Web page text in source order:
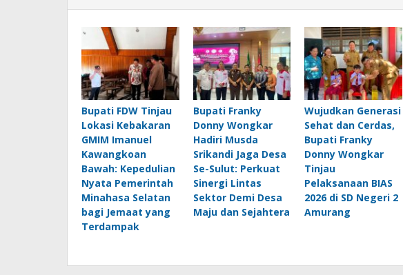
Bupati FDW Tinjau
Lokasi Kebakaran
GMIM Imanuel
Kawangkoan
Bawah: Kepedulian
Nyata Pemerintah
Minahasa Selatan
bagi Jemaat yang
Terdampak
Bupati Franky
Donny Wongkar
Hadiri Musda
Srikandi Jaga Desa
Se-Sulut: Perkuat
Sinergi Lintas
Sektor Demi Desa
Maju dan Sejahtera
Wujudkan Generasi
Sehat dan Cerdas,
Bupati Franky
Donny Wongkar
Tinjau
Pelaksanaan BIAS
2026 di SD Negeri 2
Amurang